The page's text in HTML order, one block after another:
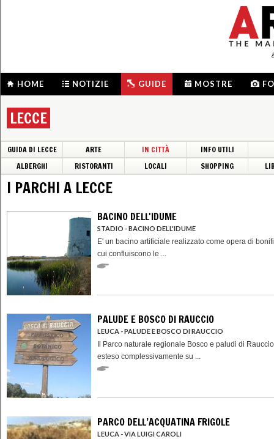
HOME NOTIZIE GUIDE MOSTRE
LECCE
GUIDA DI LECCE ARTE IN CITTÀ
INFO UTILI
ALBERGHI
RISTORANTI LOCALI SHOPPING
I PARCHI A LECCE
BACINO DELL'IDUME
STADIO - BACINO DELL'IDUME
E' un bacino artificiale realizzato come opera di
cui confluiscono le ...
PALUDE E BOSCO DI RAUCCIO
LEUCA - PALUDE E BOSCO DI RAUCCIO
Il Parco naturale regionale Bosco e paludi di
esteso complessivamente su ...
PARCO DELL’ACQUATINA FRIGOLE
LEUCA - VIA LUIGI CAROLI